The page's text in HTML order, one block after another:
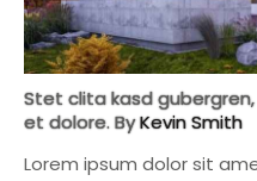
Stet clita kasd
et dolore. ByKevin Smith
Lorem ipsum dolor sit